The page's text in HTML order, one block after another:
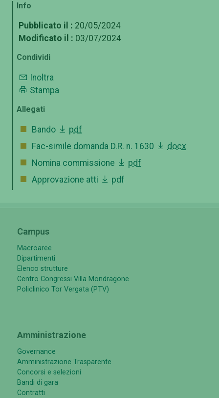
Info
Pubblicato il : 20/05/2024
Modificato il : 03/07/2024
Condividi
Inoltra
Stampa
Allegati
Bando
pdf
Fac-simile domanda D.R. n. 1630
docx
Nomina commissione
pdf
Approvazione atti
pdf
Campus
Macroaree
Dipartimenti
Elenco strutture
Centro Congressi Villa Mondragone
Policlinico Tor Vergata (PTV)
Amministrazione
Governance
Amministrazione Trasparente
Concorsi e selezioni
Bandi di gara
Contratti